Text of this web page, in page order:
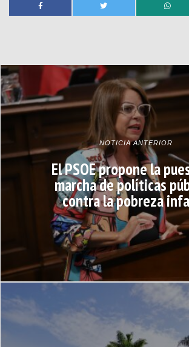
NOTICIA ANTERIOR
El PSOE propone la
marcha de políticas
contra la pobreza